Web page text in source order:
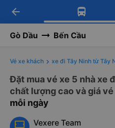
Tải app
Nhận ưu đãi
Tải app Vexere
-30k/ghế khi đặt
arrow_back
Gò Dầu Bến Cầu
Vé xe khách xe đi Tây Ninh từ Tây
Đặt mua vé xe 5 nhà xe
chất lượng cao và giá
mỗi ngày
Vexere Team